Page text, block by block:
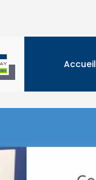
Accueil